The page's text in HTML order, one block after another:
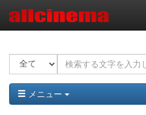
メニュー